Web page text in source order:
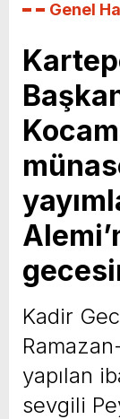
Genel
Kadir
yapılan
sevgili